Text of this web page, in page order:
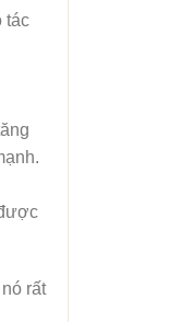
tác
rất